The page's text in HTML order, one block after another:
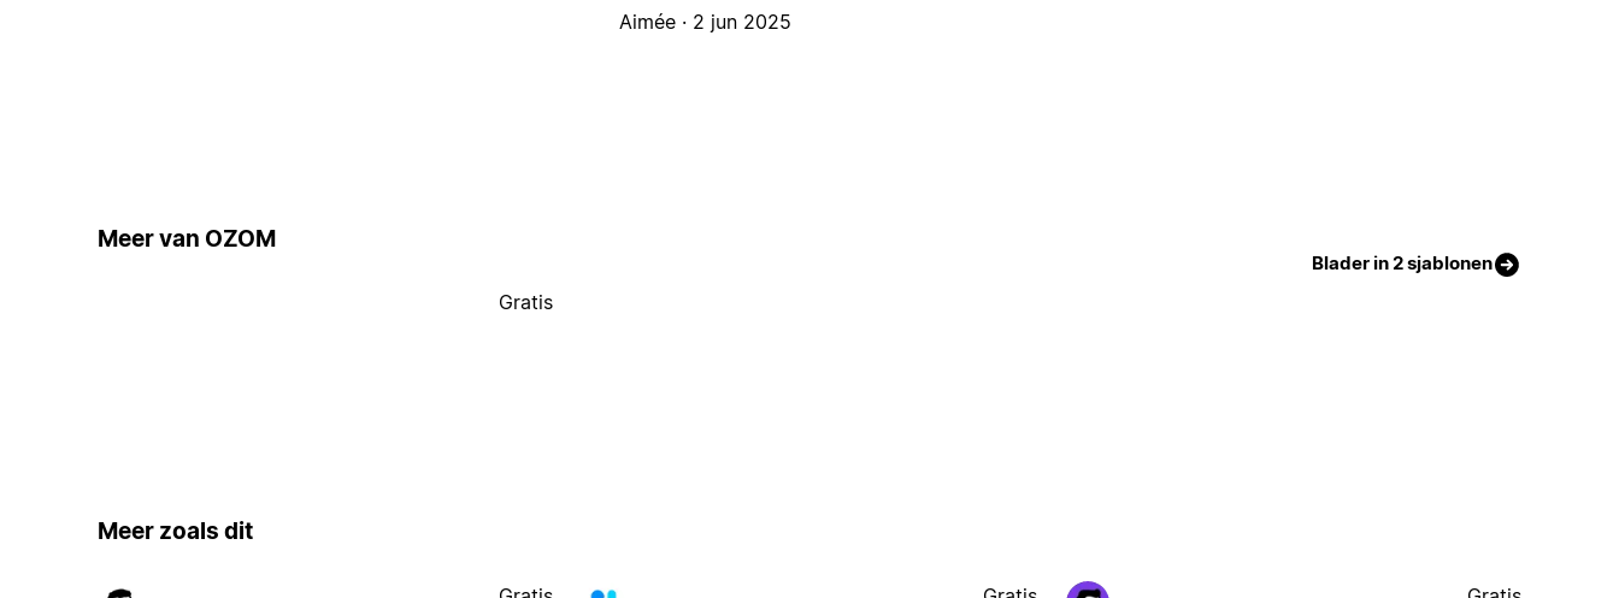
Aimée · 2 jun 2025
Meer van OZOM
Blader in 2 sjablonen
Gratis
Meer zoals dit